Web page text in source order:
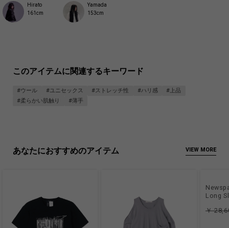
Hirato
161cm
Yamada
153cm
このアイテムに関連するキーワード
#ウール #ユニセックス #ストレッチ性 #ハリ感
#上品
#柔らかい肌触り
#薄手
あなたにおすすめのアイテム VIEW MORE
Long
￥